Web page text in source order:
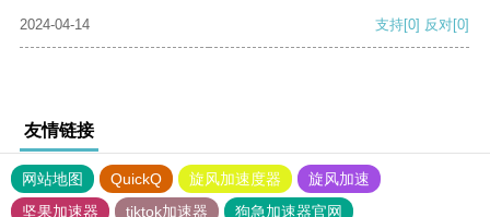
2024-04-14 支持[0] 反对[0]
友情链接
网站地图 QuickQ 旋风加速度器
旋风加速
坚果加速器
tiktok加速器
狗急加速器官网